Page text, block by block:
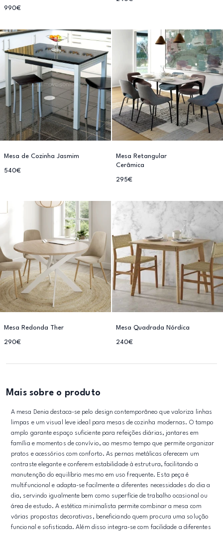
990€
Mesa de Cozinha Jasmim
540€
Mesa Retangular
Cerâmica
295€
Mesa Redonda Ther
290€
Mesa Quadrada Nórdica
240€
Mais sobre o produto
A mesa Denia destaca-se pelo design contemporâneo que valoriza linhas
limpas e um visual leve ideal para mesas de cozinha modernas. O tampo
amplo garante espaço suficiente para refeições diárias, jantares em
família e momentos de convívio, ao mesmo tempo que permite organizar
pratos e acessórios com conforto. As pernas metálicas oferecem um
contraste elegante e conferem estabilidade à estrutura, facilitando a
manutenção do equilíbrio mesmo em uso frequente. Esta peça é
multifuncional e adapta-se facilmente a diferentes necessidades do dia a
dia, servindo igualmente bem como superfície de trabalho ocasional ou
área de estudo. A estética minimalista permite combinar a mesa com
várias propostas decorativas, beneficiando quem procura uma solução
funcional e sofisticada. Além disso integra-se com facilidade a diferentes